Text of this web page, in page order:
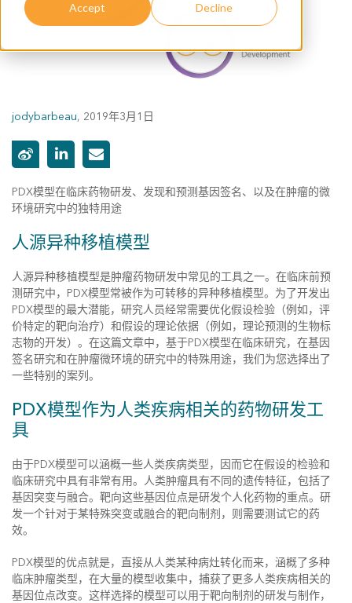
Accept Decline
jodybarbeau, 2019年3月1日
PDX模型在临床药物研发、发现和预测基因签名、以及在肿瘤的微
环境研究中的独特用途
人源异种移植模型
人源异种移植模型是肿瘤药物研发中常见的工具之一。在临床前预
测研究中，PDX模型常被作为可转移的异种移植模型。为了开发出
PDX模型的最大潜能，研究人员经常需要优化假设检验（例如，评
价特定的靶向治疗）和假设的理论依据（例如，理论预测的生物标
志物的开发）。在这篇文章中，基于PDX模型在临床研究，在基因
签名研究和在肿瘤微环境的研究中的特殊用途，我们为您选择出了
一些特别的案列。
PDX模型作为人类疾病相关的药物研发工
具
由于PDX模型可以涵概一些人类疾病类型，因而它在假设的检验和
临床研究中具有非常有用。人类肿瘤具有不同的遗传特征，包括了
基因突变与融合。靶向这些基因位点是研发个人化药物的重点。研
发一个针对于某特殊突变或融合的靶向制剂，则需要测试它的药
效。
PDX模型的优点就是，直接从人类某种病灶转化而来，涵概了多种
临床肿瘤类型，在大量的模型收集中，捕获了更多人类疾病相关的
基因位点改变。这样选择的模型可以用于靶向制剂的研发与制作，